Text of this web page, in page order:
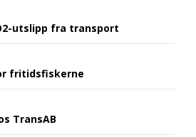
utslipp fra transport
fritidsfiskerne
TransAB